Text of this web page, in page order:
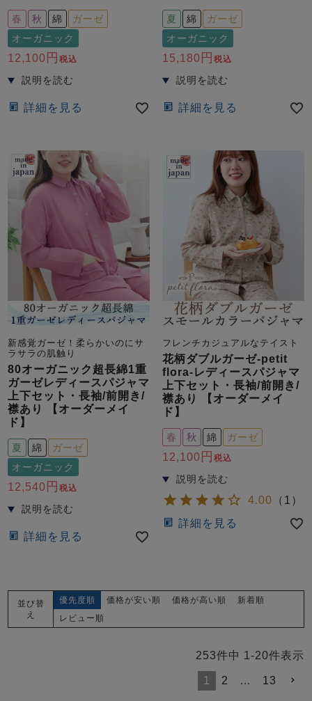
春 秋 綿
ガーゼ
オーガニック
12,100 税込
詳細を見る
夏 綿
ガーゼ
オーガニック
15,180 税込
詳細を見る
新感覚ガーゼ！柔らかいのにサ
ラサラの肌触り
80オーガニック超長綿1重
ガーゼレディースパジャマ
上下セット・長袖/前開き/
襟あり 【オーダーメイ
ド】
夏 綿
ガーゼ
オーガニック
12,540 税込
詳細を見る
フレンチカジュアルなテイスト
花柄ダブルガーゼ-petit
flora-レディースパジャマ
上下セット・長袖/前開き/
襟あり 【オーダーメイ
ド】
春 秋 綿 ガーゼ
12,100 税込
4.00 （ 1 ）
詳細を見る
並び替
え
優先度順 価格が安い順 価格が高い順
新着順
レビュー順
253件中 1 -20件表示
1 2 … 13